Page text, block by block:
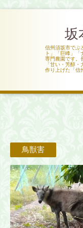
坂
信州須坂市でぶ
ト」「巨峰」
専門農園です。
「甘い・芳醇
作り上げた「信
鳥獣害